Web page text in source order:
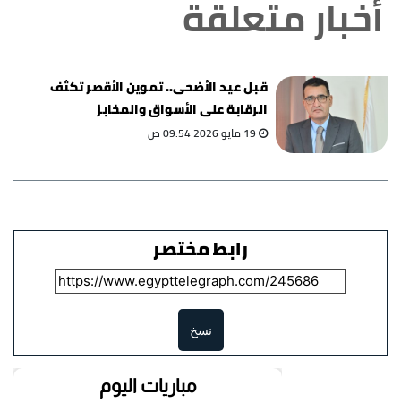
أخبار متعلقة
قبل عيد الأضحى.. تموين الأقصر تكثف
الرقابة على الأسواق والمخابز
19 مايو 2026 09:54 ص
رابط مختصر
نسخ